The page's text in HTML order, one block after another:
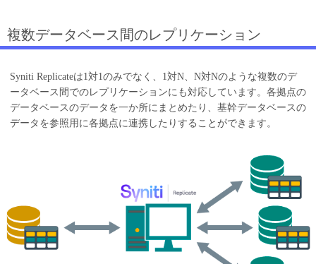
複数データベース間のレプリケーション
Syniti Replicateは1対1のみでなく、1対N、N対Nのような複数のデ
ータベース間でのレプリケーションにも対応しています。各拠点の
データベースのデータを一か所にまとめたり、基幹データベースの
データを参照用に各拠点に連携したりすることができます。